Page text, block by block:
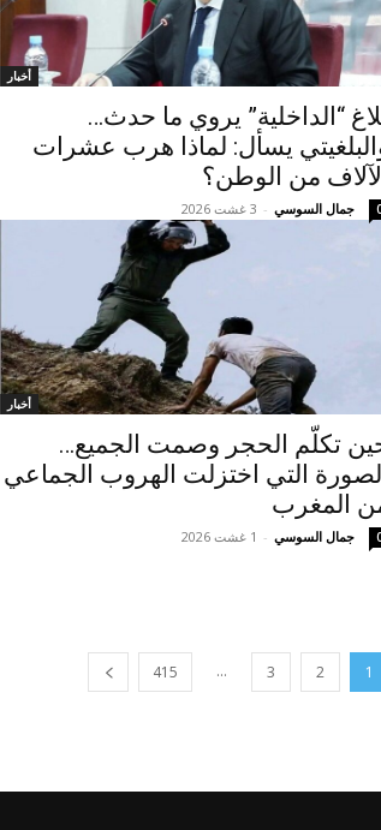
أخبار
“الداخلية” يروي ما حدث…
يسأل: لماذا هرب عشرات
الآلاف من الوطن؟
جمال السوسي - 3 غشت 2026
أخبار
تكلّم الحجر وصمت الجميع…
الصورة التي اختزلت الهروب الجماعي
المغرب
جمال السوسي - 1 غشت 2026
1
2
3
...
415